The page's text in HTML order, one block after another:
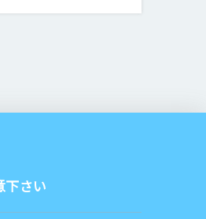
さい